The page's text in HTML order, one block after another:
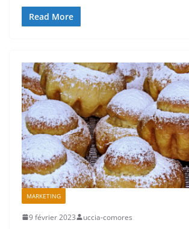
Read More
MARKETING
9 février 2023 uccia-comores